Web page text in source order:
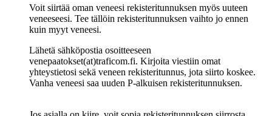
Voit siirtää oman veneesi rekisteritunnuksen myös uuteen
veneeseesi. Tee tällöin rekisteritunnuksen vaihto jo ennen
kuin myyt veneesi.
Lähetä sähköpostia osoitteeseen
venepaatokset(at)traficom.fi. Kirjoita viestiin omat
yhteystietosi sekä veneen rekisteritunnus, jota siirto koskee.
Vanha veneesi saa uuden P-alkuisen rekisteritunnuksen.